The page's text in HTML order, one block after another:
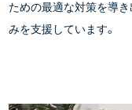
ための最適な対策を導
みを支援しています。